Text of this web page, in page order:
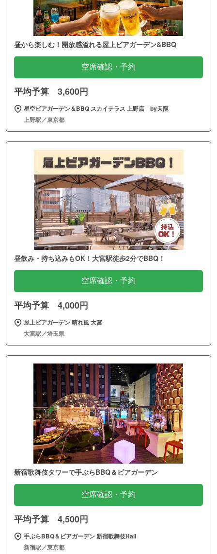
昼から楽しむ！開放感溢れる屋上ビアガーデン&BBQ
空席確認・予約
平均予算 3,600円
星空ビアガーデン＆BBQ スカイテラス 上野店 by天龍
上野駅／東京都
昼飲み・持ち込みもOK！大宮駅徒歩2分でBBQ！
空席確認・予約
平均予算 4,000円
屋上ビアガーデン 晴れ風 大宮
大宮駅／埼玉県
新宿歌舞伎タワーで手ぶらBBQ＆ビアガーデン
空席確認・予約
平均予算 4,500円
手ぶらBBQ＆ビアガーデン 新宿歌舞伎Hall
新宿駅／東京都